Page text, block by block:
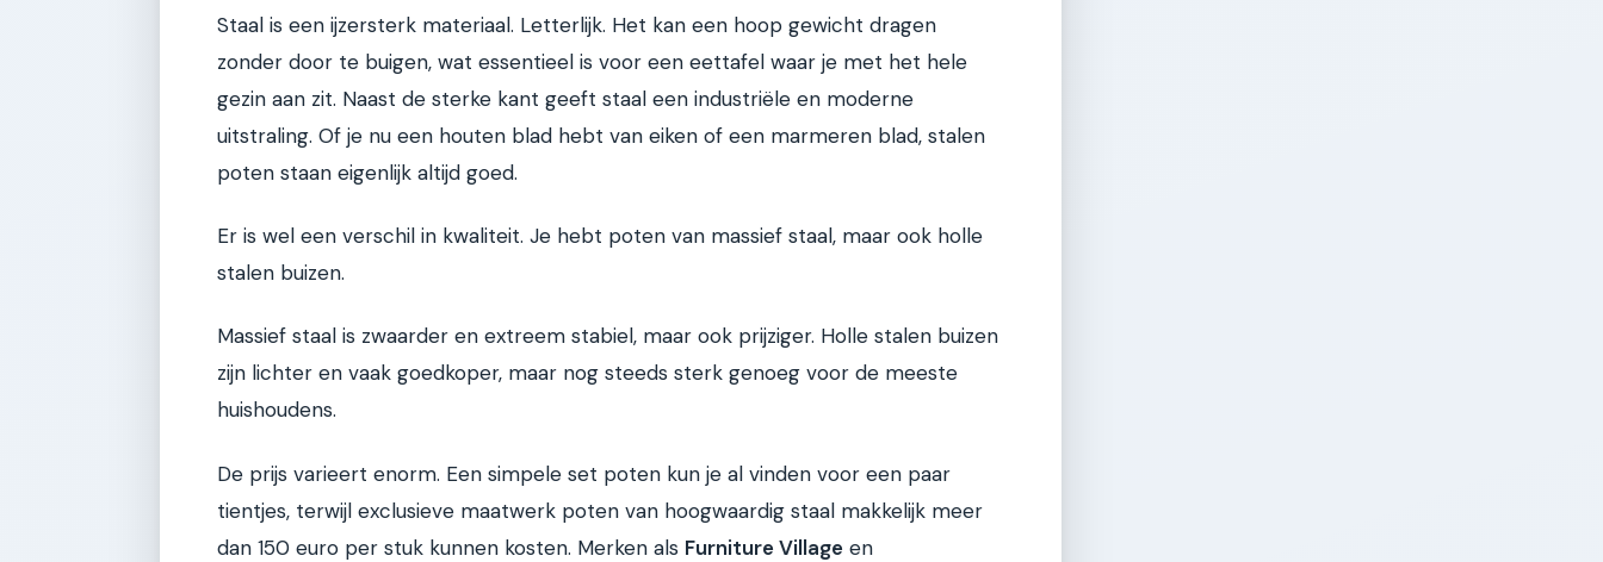
Staal is een ijzersterk materiaal. Letterlijk. Het kan een hoop gewicht dragen
zonder door te buigen, wat essentieel is voor een eettafel waar je met het hele
gezin aan zit. Naast de sterke kant geeft staal een industriële en moderne
uitstraling. Of je nu een houten blad hebt van eiken of een marmeren blad, stalen
poten staan eigenlijk altijd goed.
Er is wel een verschil in kwaliteit. Je hebt poten van massief staal, maar ook holle
stalen buizen.
Massief staal is zwaarder en extreem stabiel, maar ook prijziger. Holle stalen buizen
zijn lichter en vaak goedkoper, maar nog steeds sterk genoeg voor de meeste
huishoudens.
De prijs varieert enorm. Een simpele set poten kun je al vinden voor een paar
tientjes, terwijl exclusieve maatwerk poten van hoogwaardig staal makkelijk meer
dan 150 euro per stuk kunnen kosten. Merken als Furniture Village en